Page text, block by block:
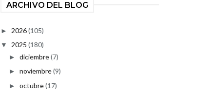
ARCHIVO DEL BLOG
► 2026(105)
▼ 2025 (180)
► diciembre(7)
► noviembre(9)
► octubre(17)